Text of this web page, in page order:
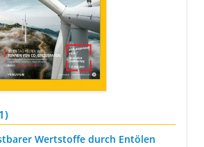
Wertstoffe durch Entölen